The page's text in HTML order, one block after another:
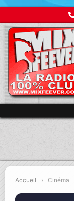
Accueil › Cinéma